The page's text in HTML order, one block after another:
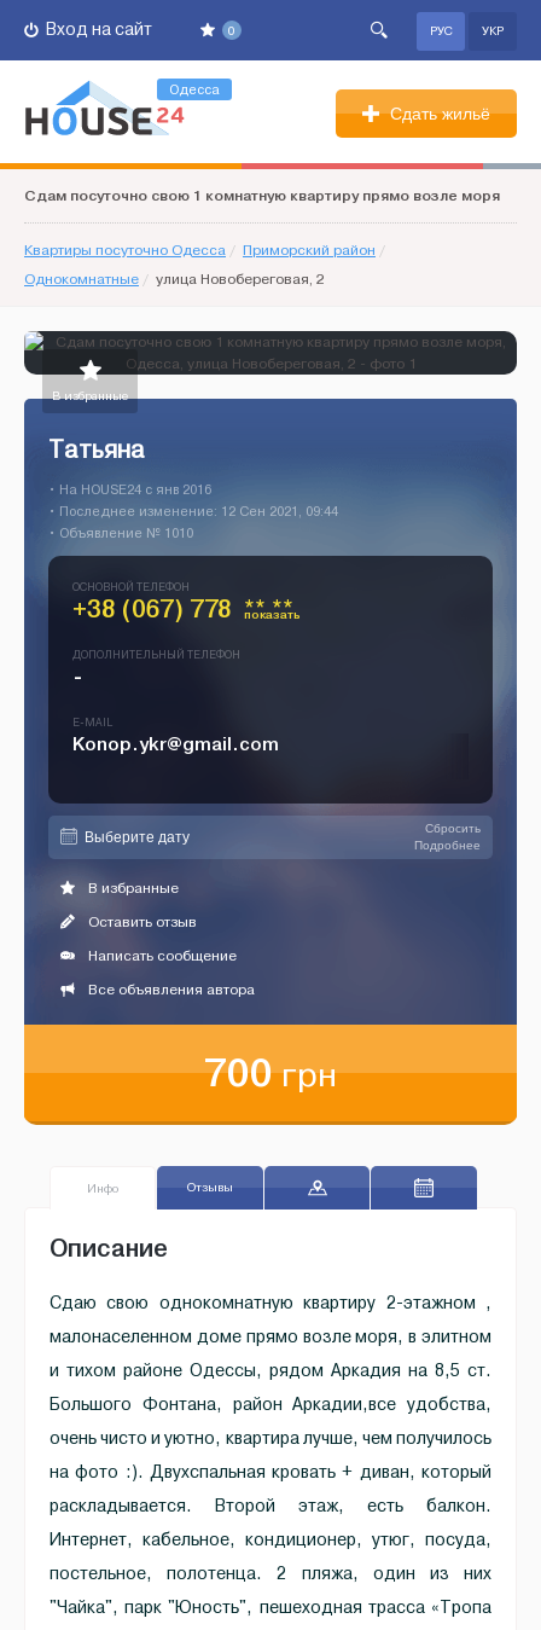
0
Вход на сайт РУС УКР
Одесса
Сдать жильё
Сдам посуточно свою 1 комнатную квартиру прямо возле моря
Квартиры посуточно Одесса / Приморский район /
Однокомнатные / улица Новобереговая, 2
В избранные
Татьяна
• На HOUSE24 c янв 2016
• Последнее изменение: 12 Сен 2021, 09:44
• Объявление № 1010
ОСНОВНОЙ ТЕЛЕФОН
+38 (067) 778 ** **
показать
ДОПОЛНИТЕЛЬНЫЙ ТЕЛЕФОН
-
E-MAIL
Konop.ykr@gmail.com
Сбросить
Подробнее
В избранные
Оставить отзыв
Написать сообщение
Все объявления автора
700грн
Инфо Отзывы
Описание
Сдаю свою однокомнатную квартиру 2-этажном ,
малонаселенном доме прямо возле моря, в элитном
и тихом районе Одессы, рядом Аркадия на 8,5 ст.
Большого Фонтана, район Аркадии,все удобства,
очень чисто и уютно, квартира лучше, чем получилось
на фото :). Двухспальная кровать + диван, который
раскладывается. Второй этаж, есть балкон.
Интернет, кабельное, кондиционер, утюг, посуда,
постельное, полотенца. 2 пляжа, один из них
"Чайка", парк "Юность", пешеходная трасса «Тропа